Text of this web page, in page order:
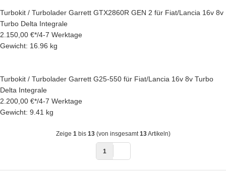
Turbokit / Turbolader Garrett GTX2860R GEN 2 für Fiat/Lancia 16v 8v
Turbo Delta Integrale
2.150,00 €*/4-7 Werktage
Gewicht: 16.96 kg
Turbokit / Turbolader Garrett G25-550 für Fiat/Lancia 16v 8v Turbo
Delta Integrale
2.200,00 €*/4-7 Werktage
Gewicht: 9.41 kg
Zeige 1bis 13(von insgesamt13Artikeln)
1